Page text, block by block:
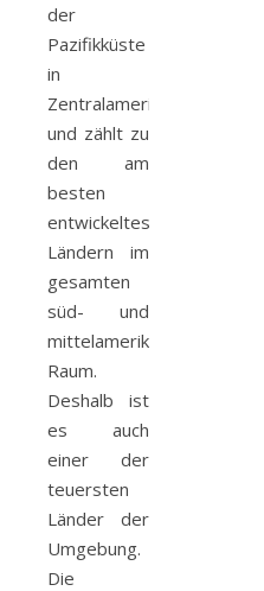
der
Pazifikküste
in
Zentralamerika
und zählt zu
den am
besten
entwickeltesten
Ländern im
gesamten
süd- und
mittelamerikanischen
Raum.
Deshalb ist
es auch
einer der
teuersten
Länder der
Umgebung.
Die